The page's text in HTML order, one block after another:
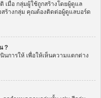
มื่อ กลุ่มผู้ใช้ถูกสร้างโดยผู้ดูแล
ร้างกลุ่ม คุณต้องติดต่อผู้ดูแลบอร์ด
?
การให้ เพื่อให้เห็นความแตกต่าง